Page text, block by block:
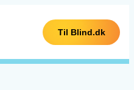
Til Blind.dk